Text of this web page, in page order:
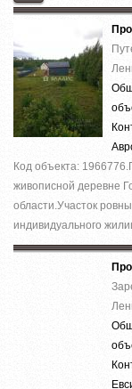
Код объекта:
живописной деревне
области.Участок
индивидуального